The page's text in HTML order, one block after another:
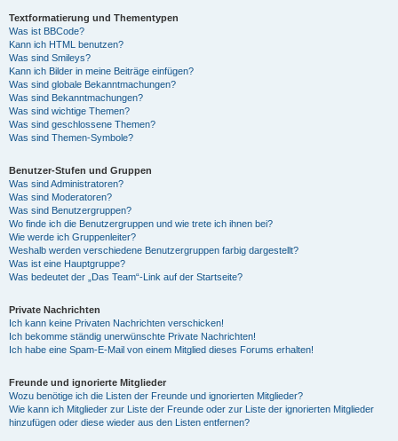
Textformatierung und Thementypen
Was ist BBCode?
Kann ich HTML benutzen?
Was sind Smileys?
Kann ich Bilder in meine Beiträge einfügen?
Was sind globale Bekanntmachungen?
Was sind Bekanntmachungen?
Was sind wichtige Themen?
Was sind geschlossene Themen?
Was sind Themen-Symbole?
Benutzer-Stufen und Gruppen
Was sind Administratoren?
Was sind Moderatoren?
Was sind Benutzergruppen?
Wo finde ich die Benutzergruppen und wie trete ich ihnen bei?
Wie werde ich Gruppenleiter?
Weshalb werden verschiedene Benutzergruppen farbig dargestellt?
Was ist eine Hauptgruppe?
Was bedeutet der „Das Team“-Link auf der Startseite?
Private Nachrichten
Ich kann keine Privaten Nachrichten verschicken!
Ich bekomme ständig unerwünschte Private Nachrichten!
Ich habe eine Spam-E-Mail von einem Mitglied dieses Forums erhalten!
Freunde und ignorierte Mitglieder
Wozu benötige ich die Listen der Freunde und ignorierten Mitglieder?
Wie kann ich Mitglieder zur Liste der Freunde oder zur Liste der ignorierten Mitglieder
hinzufügen oder diese wieder aus den Listen entfernen?